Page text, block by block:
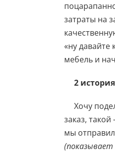
затраты на
«ну давайте
мебель и
2
Хочу
заказ,
мы
(показывает